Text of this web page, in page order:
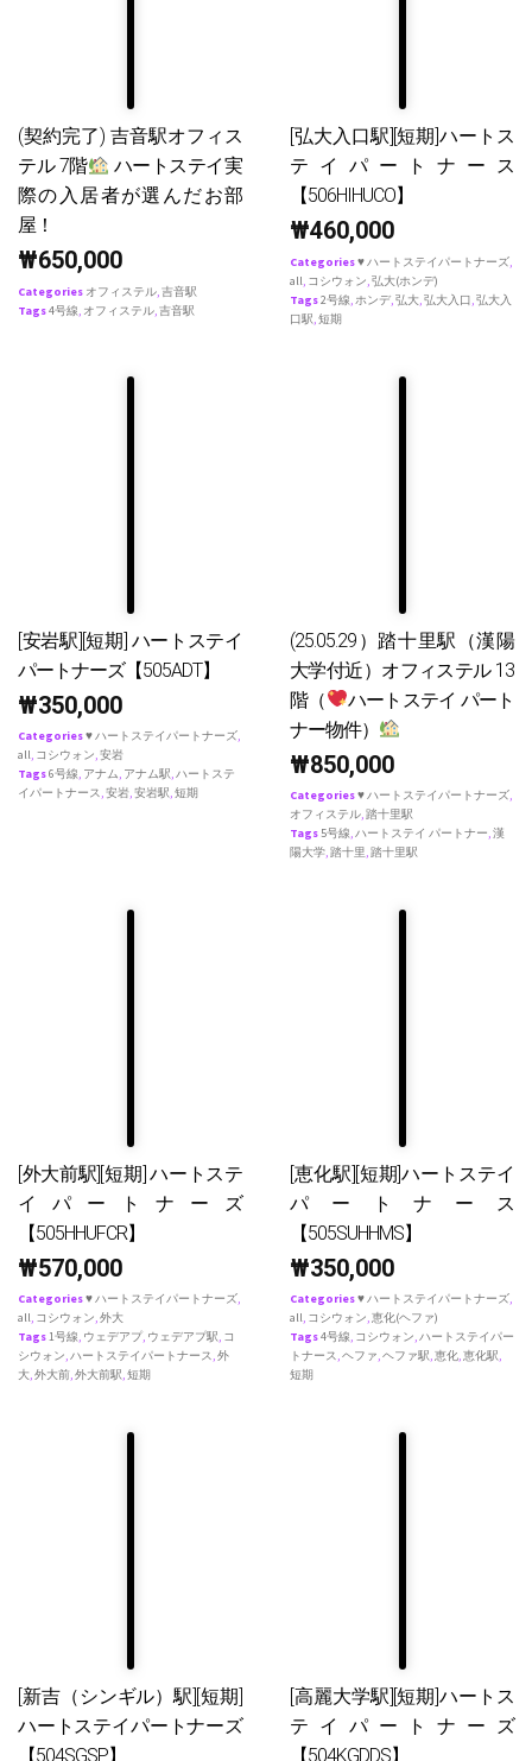
(契約完了) 吉音駅オフィス
テル 7階
ハートステイ実
際の入居者が選んだお部
屋！
₩650,000
Categories オフィステル,吉音駅
Tags4号線, オフィステル,吉音駅
[弘大入口駅][短期]ハートス
テイパートナース
【506HIHUCO】
₩460,000
Categories♥ ハートステイパートナーズ,
all, コシウォン,弘大(ホンデ)
Tags2号線,ホンデ,弘大,弘大入口,弘大入
口駅,短期
[安岩駅][短期] ハートステイ
パートナーズ【505ADT】
₩350,000
Categories♥ ハートステイパートナーズ,
all, コシウォン,安岩
Tags6号線, アナム, アナム駅,ハートステ
イパートナース,安岩,安岩駅,短期
(25.05.29）踏十里駅（漢陽
大学付近）オフィステル 13
階（
ハートステイ パート
ナー物件）
₩850,000
Categories♥ ハートステイパートナーズ,
オフィステル,踏十里駅
Tags 5号線,ハートステイ パートナー,漢
陽大学,踏十里,踏十里駅
[外大前駅][短期] ハートステ
イパートナーズ
【505HHUFCR】
₩570,000
Categories♥ ハートステイパートナーズ,
all, コシウォン,外大
Tags1号線, ウェデアプ, ウェデアプ駅, コ
シウォン,ハートステイパートナース,外
大,外大前,外大前駅,短期
[恵化駅][短期]ハートステイ
パートナース
【505SUHHMS】
₩350,000
Categories♥ ハートステイパートナーズ,
all, コシウォン,恵化(ヘファ)
Tags4号線, コシウォン,ハートステイパー
トナース,ヘファ,ヘファ駅,恵化,恵化駅,
短期
[新吉（シンギル）駅][短期]
ハートステイパートナーズ
【504SGSP】
[高麗大学駅][短期]ハートス
テイパートナーズ
【504KGDDS】